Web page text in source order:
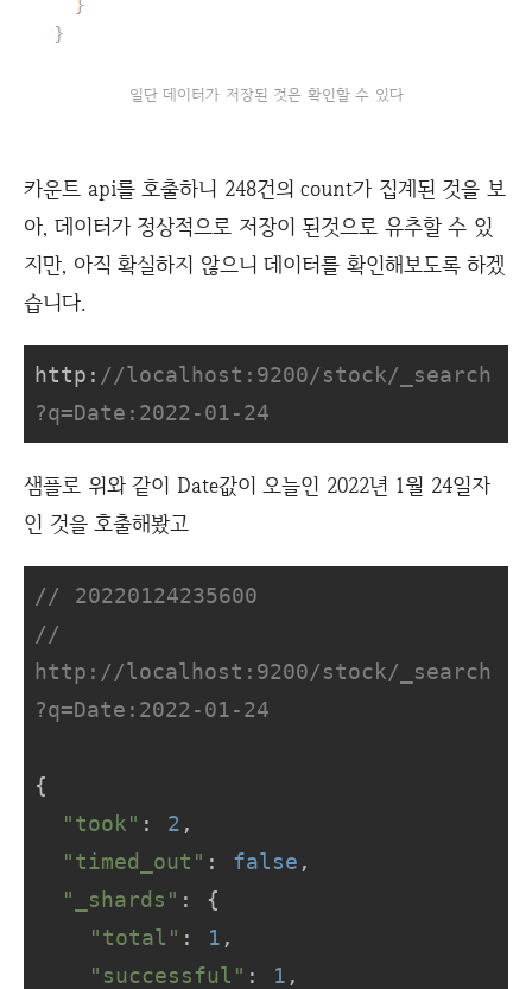
일단 데이터가 저장된 것은 확인할 수 있다
카운트 api를 호출하니 248건의 count가 집계된 것을 보
아, 데이터가 정상적으로 저장이 된것으로 유추할 수 있
지만, 아직 확실하지 않으니 데이터를 확인해보도록 하겠
습니다.
http: //localhost:9200/stock/_search
?q=Date:2022-01-24
샘플로 위와 같이 Date값이 오늘인 2022년 1월 24일자
인 것을 호출해봤고
// 20220124235600
//
http://localhost:9200/stock/_search
?q=Date:2022-01-24
{
"took" : 2 ,
"timed_out" : false ,
"_shards" : {
"total" : 1 ,
"successful" : 1 ,